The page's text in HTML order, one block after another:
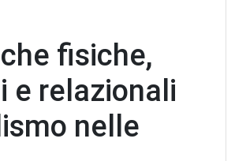
fisiche,
e relazionali
nelle